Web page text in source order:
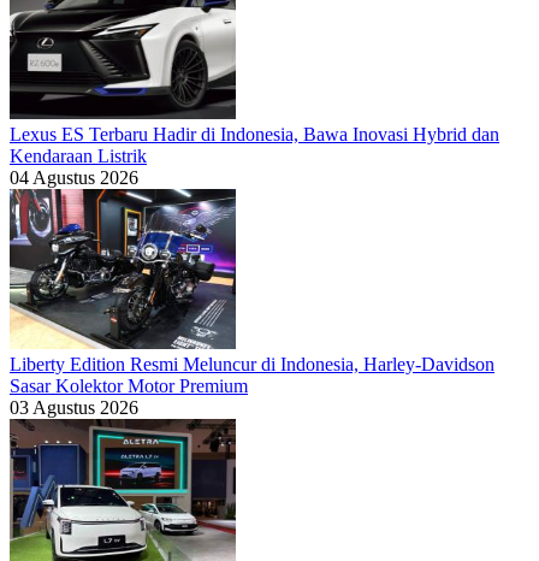
Lexus ES Terbaru Hadir di Indonesia, Bawa Inovasi Hybrid dan
Kendaraan Listrik
04 Agustus 2026
Liberty Edition Resmi Meluncur di Indonesia, Harley-Davidson
Sasar Kolektor Motor Premium
03 Agustus 2026